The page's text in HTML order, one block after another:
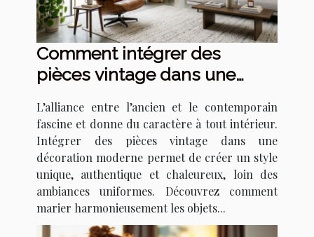
Comment intégrer des
pièces vintage dans une
L’alliance entre l’ancien et le contemporain
fascine et donne du caractère à tout intérieur.
Intégrer des pièces vintage dans une
décoration moderne permet de créer un style
unique, authentique et chaleureux, loin des
ambiances uniformes. Découvrez comment
marier harmonieusement les objets...